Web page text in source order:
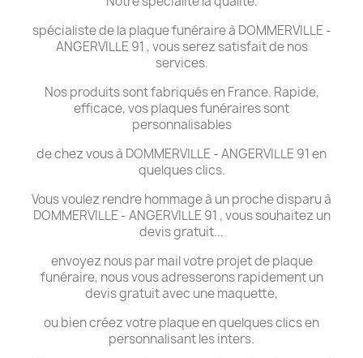
spécialiste de la plaque funéraire à DOMMERVILLE -
ANGERVILLE 91 , vous serez satisfait de nos
services.
Nos produits sont fabriqués en France. Rapide,
efficace, vos plaques funéraires sont
personnalisables
de chez vous à DOMMERVILLE - ANGERVILLE 91 en
quelques clics.
Vous voulez rendre hommage à un proche disparu à
DOMMERVILLE - ANGERVILLE 91 , vous souhaitez un
devis gratuit...
envoyez nous par mail votre projet de plaque
funéraire, nous vous adresserons rapidement un
devis gratuit avec une maquette,
ou bien créez votre plaque en quelques clics en
personnalisant les inters.